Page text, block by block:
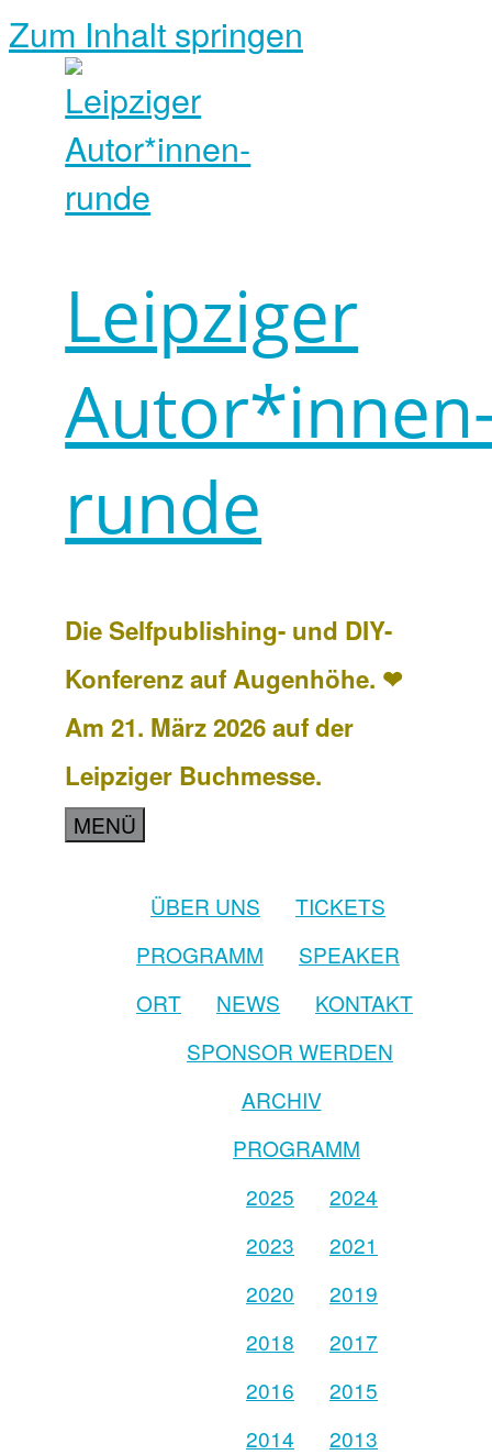
Zum Inhalt springen
Leipziger
runde
Die Selfpublishing- und DIY-
Konferenz auf Augenhöhe. ❤
Am 21. März 2026 auf der
Leipziger Buchmesse.
MENÜ
ÜBER UNS
TICKETS
PROGRAMM
SPEAKER
ORT
NEWS
KONTAKT
SPONSOR WERDEN
ARCHIV
PROGRAMM
2025
2024
2023
2021
2020
2019
2018
2017
2016
2015
2014
2013